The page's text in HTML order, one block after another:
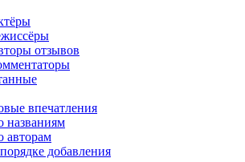
отзывов
впечатления
названиям
авторам
добавления